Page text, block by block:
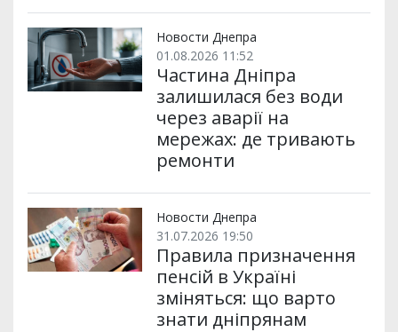
Новости Днепра
01.08.2026 11:52
Частина Дніпра
залишилася без води
через аварії на
мережах: де тривають
ремонти
Новости Днепра
31.07.2026 19:50
Правила призначення
пенсій в Україні
зміняться: що варто
знати дніпрянам